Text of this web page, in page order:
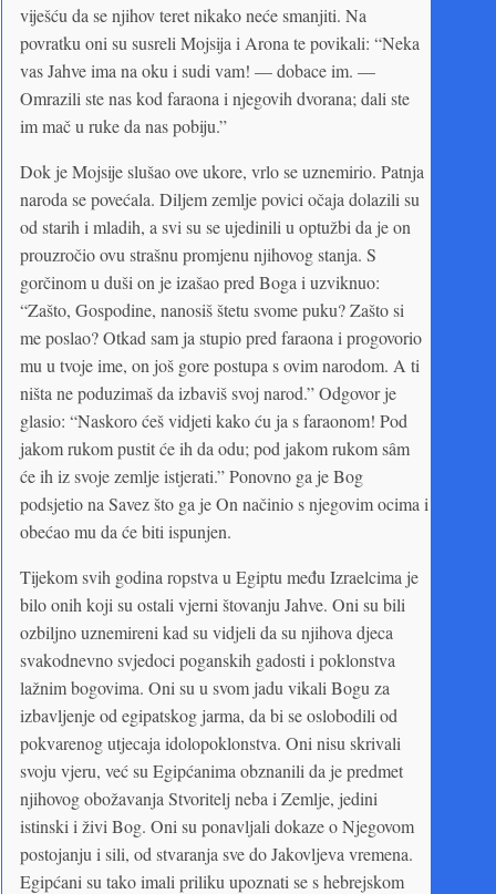
viješću da se njihov teret nikako neće smanjiti. Na
povratku oni su susreli Mojsija i Arona te povikali: “Neka
vas Jahve ima na oku i sudi vam! — dobace im. —
Omrazili ste nas kod faraona i njegovih dvorana; dali ste
im mač u ruke da nas pobiju.”
Dok je Mojsije slušao ove ukore, vrlo se uznemirio. Patnja
naroda se povećala. Diljem zemlje povici očaja dolazili su
od starih i mladih, a svi su se ujedinili u optužbi da je on
prouzročio ovu strašnu promjenu njihovog stanja. S
gorčinom u duši on je izašao pred Boga i uzviknuo:
“Zašto, Gospodine, nanosiš štetu svome puku? Zašto si
me poslao? Otkad sam ja stupio pred faraona i progovorio
mu u tvoje ime, on još gore postupa s ovim narodom. A ti
ništa ne poduzimaš da izbaviš svoj narod.” Odgovor je
glasio: “Naskoro ćeš vidjeti kako ću ja s faraonom! Pod
jakom rukom pustit će ih da odu; pod jakom rukom sâm
će ih iz svoje zemlje istjerati.” Ponovno ga je Bog
podsjetio na Savez što ga je On načinio s njegovim ocima i
obećao mu da će biti ispunjen.
Tijekom svih godina ropstva u Egiptu među Izraelcima je
bilo onih koji su ostali vjerni štovanju Jahve. Oni su bili
ozbiljno uznemireni kad su vidjeli da su njihova djeca
svakodnevno svjedoci poganskih gadosti i poklonstva
lažnim bogovima. Oni su u svom jadu vikali Bogu za
izbavljenje od egipatskog jarma, da bi se oslobodili od
pokvarenog utjecaja idolopoklonstva. Oni nisu skrivali
svoju vjeru, već su Egipćanima obznanili da je predmet
njihovog obožavanja Stvoritelj neba i Zemlje, jedini
istinski i živi Bog. Oni su ponavljali dokaze o Njegovom
postojanju i sili, od stvaranja sve do Jakovljeva vremena.
Egipćani su tako imali priliku upoznati se s hebrejskom